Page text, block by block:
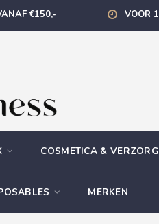
€150,- VOOR
COSMETICA &
MERKEN